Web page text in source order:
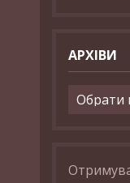
АРХІВИ
Архіви